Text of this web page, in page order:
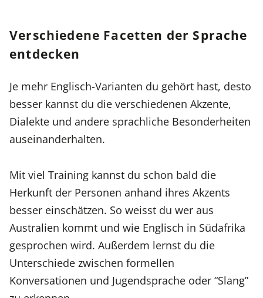
Verschiedene Facetten der Sprache
entdecken
Je mehr Englisch-Varianten du gehört hast, desto
besser kannst du die verschiedenen Akzente,
Dialekte und andere sprachliche Besonderheiten
auseinanderhalten.
Mit viel Training kannst du schon bald die
Herkunft der Personen anhand ihres Akzents
besser einschätzen. So weisst du wer aus
Australien kommt und wie Englisch in Südafrika
gesprochen wird. Außerdem lernst du die
Unterschiede zwischen formellen
Konversationen und Jugendsprache oder “Slang”